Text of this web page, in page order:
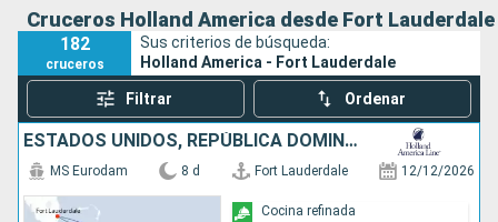
Buscar
Cruceros Holland America desde Fort Lauderdale
182
cruceros
Sus criterios de búsqueda:
Holland America - Fort Lauderdale
Filtrar Ordenar
ESTADOS UNIDOS, REPÚBLICA DOMINICANA, BAHAMAS
MS Eurodam 8 d Fort Lauderdale 12/12/2026
Cocina refinada